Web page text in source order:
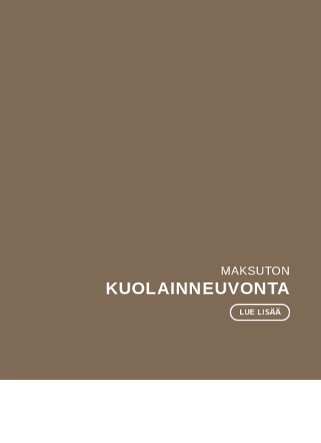
MAKSUTON
KUOLAINNEUVONTA
LUE LISÄÄ